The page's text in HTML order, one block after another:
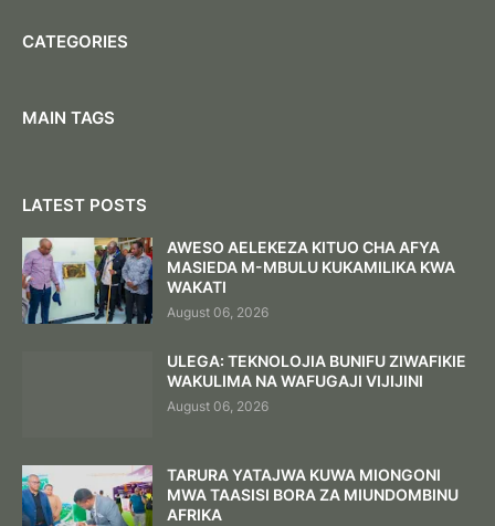
CATEGORIES
MAIN TAGS
LATEST POSTS
AWESO AELEKEZA KITUO CHA AFYA
MASIEDA M-MBULU KUKAMILIKA KWA
WAKATI
August 06, 2026
ULEGA: TEKNOLOJIA BUNIFU ZIWAFIKIE
WAKULIMA NA WAFUGAJI VIJIJINI
August 06, 2026
TARURA YATAJWA KUWA MIONGONI
MWA TAASISI BORA ZA MIUNDOMBINU
AFRIKA